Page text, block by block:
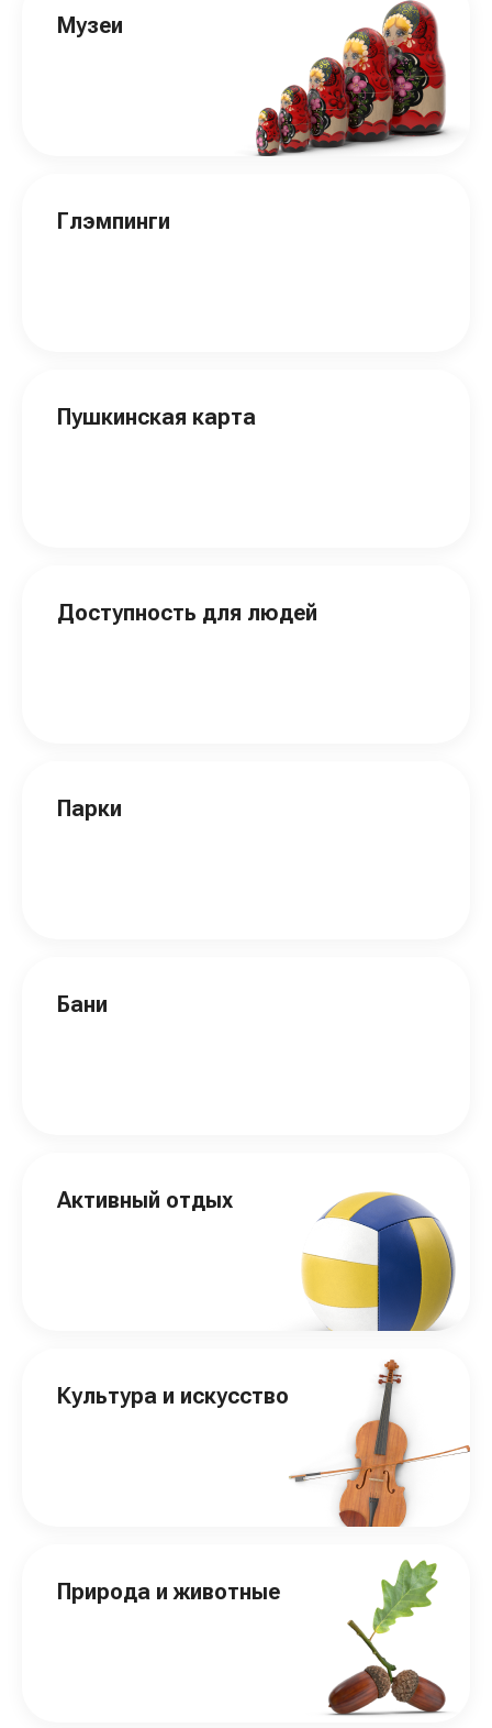
Музеи
Глэмпинги
Пушкинская карта
Доступность для людей
Парки
Бани
Активный отдых
Культура и искусство
Природа и животные